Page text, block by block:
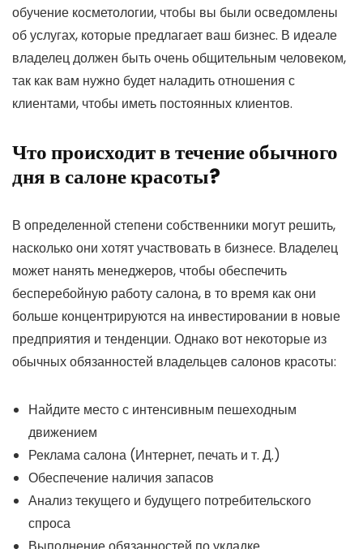
обучение косметологии, чтобы вы были осведомлены
об услугах, которые предлагает ваш бизнес. В идеале
владелец должен быть очень общительным человеком,
так как вам нужно будет наладить отношения с
клиентами, чтобы иметь постоянных клиентов.
Что происходит в течение обычного
дня в салоне красоты?
В определенной степени собственники могут решить,
насколько они хотят участвовать в бизнесе. Владелец
может нанять менеджеров, чтобы обеспечить
бесперебойную работу салона, в то время как они
больше концентрируются на инвестировании в новые
предприятия и тенденции. Однако вот некоторые из
обычных обязанностей владельцев салонов красоты:
Найдите место с интенсивным пешеходным
движением
Реклама салона (Интернет, печать и т. Д.)
Обеспечение наличия запасов
Анализ текущего и будущего потребительского
спроса